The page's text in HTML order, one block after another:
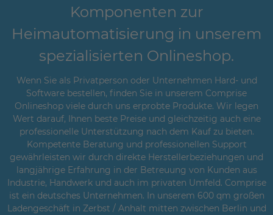
Komponenten zur
Heimautomatisierung in unserem
spezialisierten Onlineshop.
Wenn Sie als Privatperson oder Unternehmen Hard- und
Software bestellen, finden Sie in unserem Comprise
Onlineshop viele durch uns erprobte Produkte. Wir legen
Wert darauf, Ihnen beste Preise und gleichzeitig auch eine
professionelle Unterstützung nach dem Kauf zu bieten.
Kompetente Beratung und professionellen Support
gewährleisten wir durch direkte Herstellerbeziehungen und
langjährige Erfahrung in der Betreuung von Kunden aus
Industrie, Handwerk und auch im privaten Umfeld. Comprise
ist ein deutsches Unternehmen. In unserem 600 qm großen
Ladengeschäft in Zerbst / Anhalt mitten zwischen Berlin und